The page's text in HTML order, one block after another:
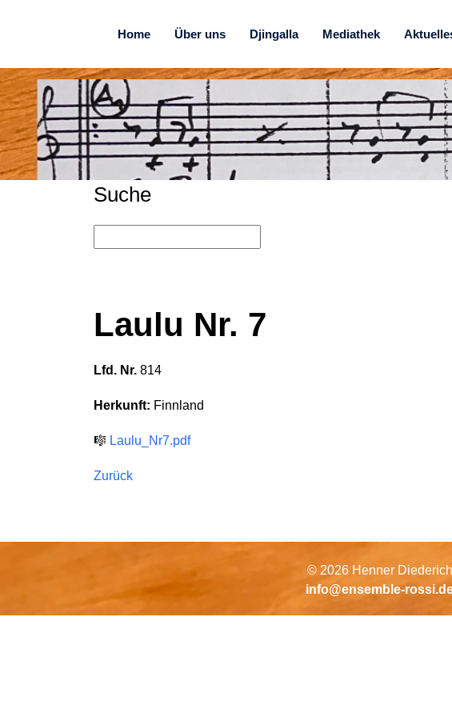
Home Über uns Djingalla Mediathek
Suche
Laulu Nr. 7
Lfd. Nr. 814
Herkunft: Finnland
🎼 Laulu_Nr7.pdf
Zurück
© 2026 Henner Diederich
info@ensemble-